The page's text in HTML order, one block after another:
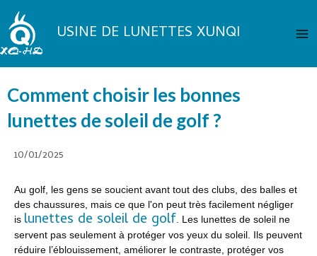
Aller
au
contenu USINE DE LUNETTES XUNQI
Comment choisir les bonnes
lunettes de soleil de golf ?
10/01/2025
Au golf, les gens se soucient avant tout des clubs, des balles et
des chaussures, mais ce que l'on peut très facilement négliger
is lunettes de soleil de golf . Les lunettes de soleil ne
servent pas seulement à protéger vos yeux du soleil. Ils peuvent
réduire l’éblouissement, améliorer le contraste, protéger vos